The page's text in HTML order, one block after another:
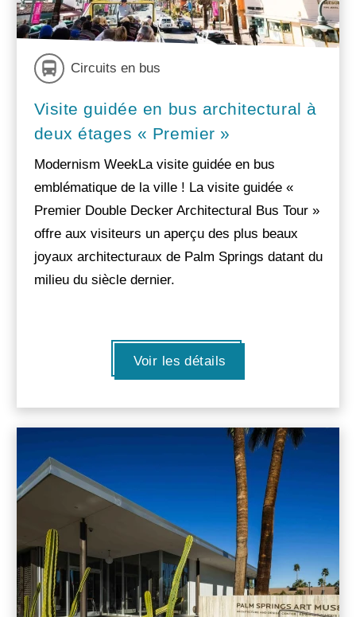
Circuits en bus
Visite guidée en bus architectural à
deux étages « Premier »
Modernism WeekLa visite guidée en bus
emblématique de la ville ! La visite guidée «
Premier Double Decker Architectural Bus Tour »
offre aux visiteurs un aperçu des plus beaux
joyaux architecturaux de Palm Springs datant du
milieu du siècle dernier.
Voir les détails